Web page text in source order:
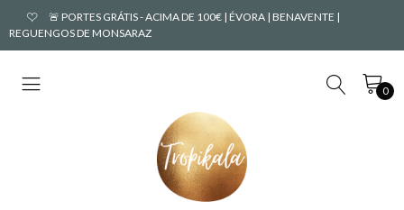
🚨 PORTES GRÁTIS - ACIMA DE 100€ | ÉVORA | BENAVENTE |
REGUENGOS DE MONSARAZ
0